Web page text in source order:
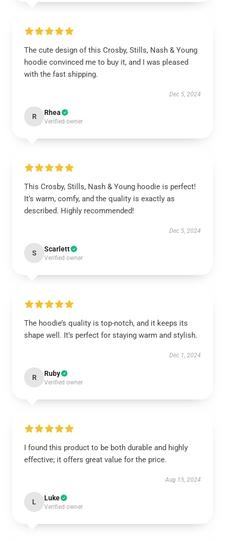
The cute design of this Crosby, Stills, Nash & Young
hoodie convinced me to buy it, and I was pleased
with the fast shipping.
Dec 5, 2024
R Rhea
Verified owner
This Crosby, Stills, Nash & Young hoodie is perfect!
It’s warm, comfy, and the quality is exactly as
described. Highly recommended!
Dec 5, 2024
S Scarlett
Verified owner
The hoodie’s quality is top-notch, and it keeps its
shape well. It’s perfect for staying warm and stylish.
Dec 1, 2024
R Ruby
Verified owner
I found this product to be both durable and highly
effective; it offers great value for the price.
Aug 15, 2024
L Luke
Verified owner